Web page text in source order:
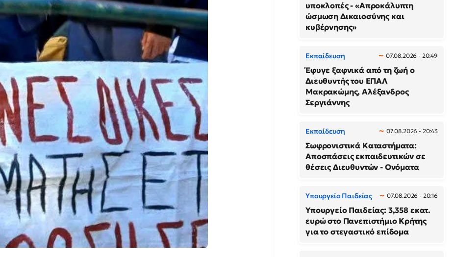
υποκλοπές - «Απροκάλυπτη
ώσμωση Δικαιοσύνης και
κυβέρνησης»
Εκπαίδευση 07.08.2026 - 20:49
Έφυγε ξαφνικά από τη ζωή ο
Διευθυντής του ΕΠΑΛ
Μακρακώμης, Αλέξανδρος
Σεργιάννης
Εκπαίδευση 07.08.2026 - 20:43
Σωφρονιστικά Καταστήματα:
Αποσπάσεις εκπαιδευτικών σε
θέσεις Διευθυντών - Ονόματα
Υπουργείο Παιδείας 07.08.2026 - 20:16
Υπουργείο Παιδείας: 3,358 εκατ.
ευρώ στο Πανεπιστήμιο Κρήτης
για το στεγαστικό επίδομα